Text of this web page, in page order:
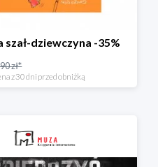
szał-dziewczyna -35%
zł*
z 30 dni przed obniżką